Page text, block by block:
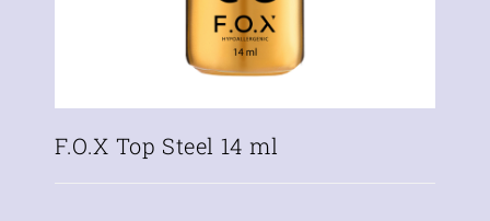
F.O.X Top Steel 14 ml